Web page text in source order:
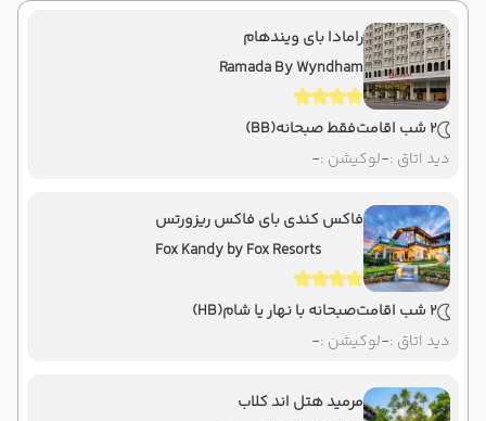
رامادا بای ویندهام
Ramada By Wyndham
2 شب اقامت فقط صبحانه(BB)
دید اتاق :-لوکیشن :-
فاکس کندی بای فاکس ریزورتس
Fox Kandy by Fox Resorts
2 شب اقامت صبحانه با نهار یا شام(HB)
دید اتاق :-لوکیشن :-
مرمید هتل اند کلاب